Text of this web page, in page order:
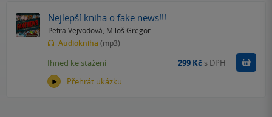
Nejlepší kniha o fake news!!!
Petra Vejvodová Miloš Gregor
Audiokniha (mp3)
Přehrát ukázku
Ihned ke stažení 299 Kč s DPH Koupit